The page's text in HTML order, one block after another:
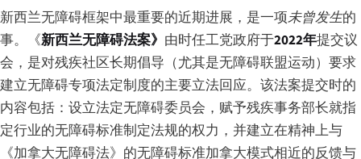
新西兰无障碍框架中最重要的近期进展，是一项未曾发生的
事。《新西兰无障碍法案》 由时任工党政府于2022年提交议
会，是对残疾社区长期倡导（尤其是无障碍联盟运动）要求
建立无障碍专项法定制度的主要立法回应。该法案提交时的
内容包括：设立法定无障碍委员会，赋予残疾事务部长就指
定行业的无障碍标准制定法规的权力，并建立在精神上与
《加拿大无障碍法》的无障碍标准加拿大模式相近的反馈与